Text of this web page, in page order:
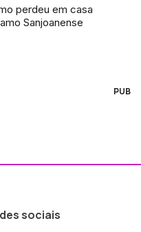
perdeu em casa
Sanjoanense
PUB
sociais